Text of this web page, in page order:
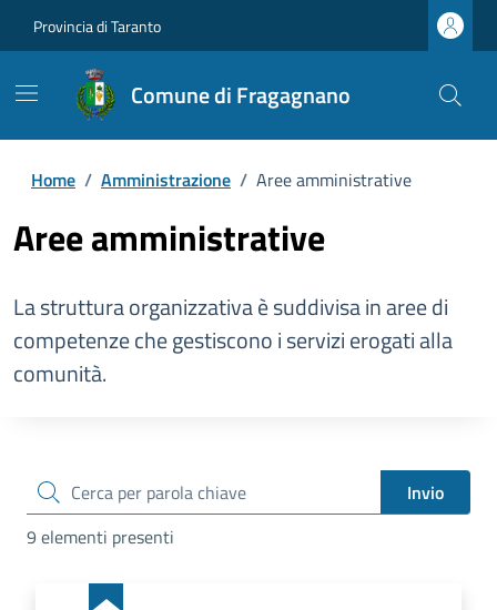
Provincia di Taranto
Comune di Fragagnano
Home / Amministrazione / Aree amministrative
Aree amministrative
La struttura organizzativa è suddivisa in aree di
competenze che gestiscono i servizi erogati alla
comunità.
cerca
Invio
9 elementi presenti